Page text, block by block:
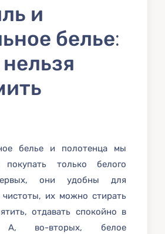
и
белье:
белье и полотенца мы
покупать только белого
они удобны для
их можно стирать
отдавать спокойно в
А, во-вторых, белое